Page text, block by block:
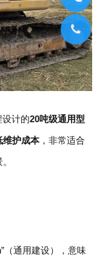
计的20吨级通用型
维护成本，非常适合
（通用建设），意味